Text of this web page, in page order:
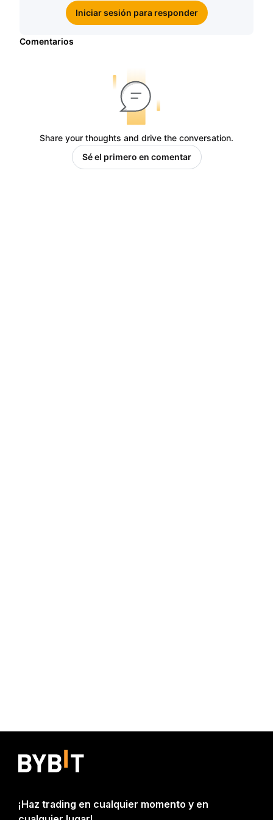
Iniciar sesión para responder
Comentarios
Share your thoughts and drive the conversation.
Sé el primero en comentar
¡Haz trading en cualquier momento y en